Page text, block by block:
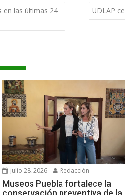
en las últimas 24
UDLAP
julio 28, 2026 Redacción
Museos Puebla fortalece la
conservación preventiva de la